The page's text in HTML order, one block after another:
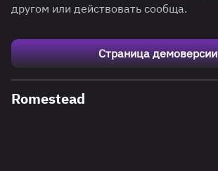
другом или действовать сообща.
Страница демоверсии
Romestead